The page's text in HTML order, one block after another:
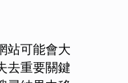
站可能會大
去重要關鍵